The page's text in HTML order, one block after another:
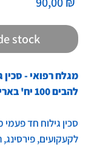
stock
להבים 100 יח' באריזה
סכין גילוח חד
לקעקועים,